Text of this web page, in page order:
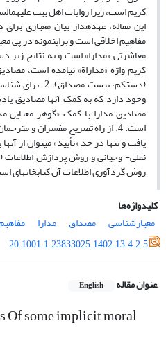
کریم است، زیرا روایات اهل بیت
این مقاله، عهده­دار بیان معیاری
مفاهیم اخلاقی است و برای­نمونه در
کریم واژه «مداراة» نیامده است،
(دست­کم، بیست مصداق). 2. برای
وجود دارد که به کمک آن­ها مصادیق
مصادیق مدارا با کمک «گوهر معنایی
است. 4. از راه تصریح مفسران و
یافت و تنها در حد «تأیید» می­توان از
نقلی- وحیانی و روش پردازش اطلاعات
روش گردآوری اطلاعات آن کتابخانه­ای
کلیدواژه‌ها
معیارشناسی
مصداق مدارا
20.1001.1.23833025.1402.13.4.2.5
عنوان مقاله English
Of some implicit moral